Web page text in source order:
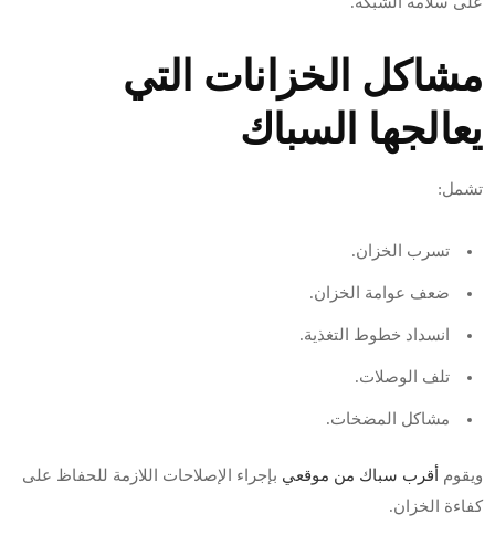
مشاكل الخزانات التي
يعالجها السباك
تشمل:
تسرب الخزان.
ضعف عوامة الخزان.
انسداد خطوط التغذية.
تلف الوصلات.
مشاكل المضخات.
ويقوم أقرب سباك من موقعي بإجراء الإصلاحات اللازمة للحفاظ على
كفاءة الخزان.